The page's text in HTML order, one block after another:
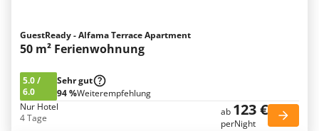
GuestReady - Alfama Terrace Apartment
50 m² Ferienwohnung
5.0/
6.0
Sehr gut
94 %Weiterempfehlung
Nur Hotel
4 Tage
ab 123 €
perNight